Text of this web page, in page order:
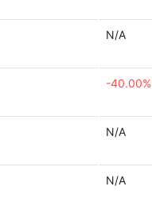
N/A
-40.00%
N/A
N/A